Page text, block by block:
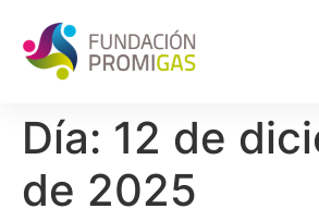
Día: 12 de
de 2025